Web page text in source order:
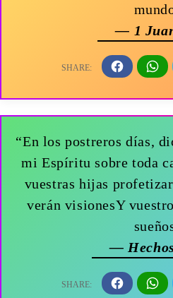
— 1
“En los postreros días,
mi Espíritu sobre toda
vuestras hijas
verán visionesY
—